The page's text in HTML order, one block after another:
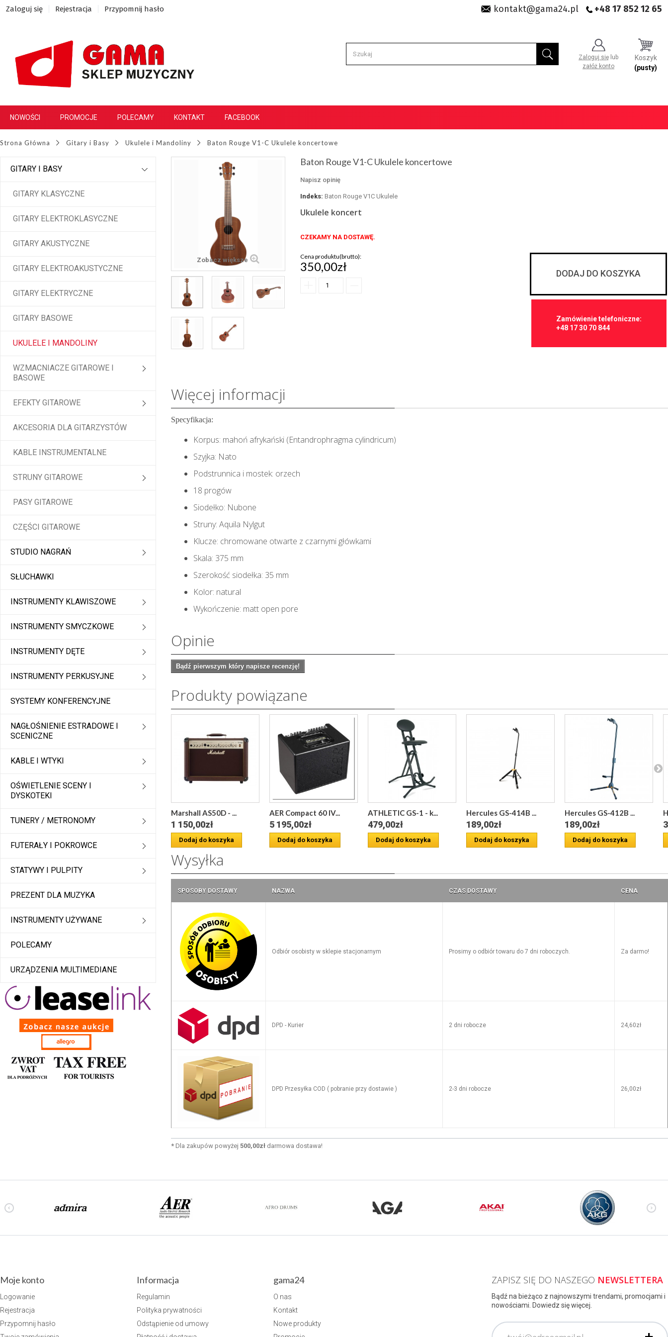
Zaloguj się Rejestracja Przypomnij hasło kontakt@gama24.pl +48 17 852 12 65
Zaloguj się lub
załóż konto
Koszyk
(pusty)
NOWOŚCI PROMOCJE POLECAMY KONTAKT FACEBOOK
Strona Główna Gitary i Basy Ukulele i Mandoliny Baton Rouge V1-C Ukulele koncertowe
GITARY I BASY
GITARY KLASYCZNE
GITARY ELEKTROKLASYCZNE
GITARY AKUSTYCZNE
GITARY ELEKTROAKUSTYCZNE
GITARY ELEKTRYCZNE
GITARY BASOWE
UKULELE I MANDOLINY
WZMACNIACZE GITAROWE I
BASOWE
EFEKTY GITAROWE
AKCESORIA DLA GITARZYSTÓW
KABLE INSTRUMENTALNE
STRUNY GITAROWE
PASY GITAROWE
CZĘŚCI GITAROWE
STUDIO NAGRAŃ
SŁUCHAWKI
INSTRUMENTY KLAWISZOWE
INSTRUMENTY SMYCZKOWE
INSTRUMENTY DĘTE
INSTRUMENTY PERKUSYJNE
SYSTEMY KONFERENCYJNE
NAGŁOŚNIENIE ESTRADOWE I
SCENICZNE
KABLE I WTYKI
OŚWIETLENIE SCENY I
DYSKOTEKI
TUNERY / METRONOMY
FUTERAŁY I POKROWCE
STATYWY I PULPITY
PREZENT DLA MUZYKA
INSTRUMENTY UŻYWANE
POLECAMY
URZĄDZENIA MULTIMEDIANE
Zobacz większe
Baton Rouge V1-C Ukulele koncertowe
Napisz opinię
Indeks: Baton Rouge V1C Ukulele
Ukulele koncert
CZEKAMY NA DOSTAWĘ.
Cena produktu(brutto):
350,00zł DODAJ DO KOSZYKA
Zamówienie telefoniczne:
+48 17 30 70 844
Więcej informacji
Specyfikacja:
Korpus: mahoń afrykański (Entandrophragma cylindricum)
Szyjka: Nato
Podstrunnica i mostek: orzech
18 progów
Siodełko: Nubone
Struny: Aquila Nylgut
Klucze: chromowane otwarte z czarnymi główkami
Skala: 375 mm
Szerokość siodełka: 35 mm
Kolor: natural
Wykończenie: matt open pore
Opinie
Bądź pierwszym który napisze recenzję!
Produkty powiązane
Marshall AS50D - ...
1 150,00zł
Dodaj do koszyka
AER Compact 60 IV...
5 195,00zł
Dodaj do koszyka
ATHLETIC GS-1 - k...
479,00zł
Dodaj do koszyka
Hercules GS-414B ...
189,00zł
Dodaj do koszyka
Hercules GS-412B ...
189,00zł
Dodaj do koszyka
Wysyłka
SPOSOBY DOSTAWY NAZWA CZAS DOSTAWY CENA
Odbiór osobisty w sklepie stacjonarnym Prosimy o odbiór towaru do 7 dni roboczych. Za darmo!
DPD - Kurier 2 dni robocze 24,60zł
DPD Przesyłka COD ( pobranie przy dostawie ) 2-3 dni robocze 26,00zł
*Dla zakupów powyżej 500,00złdarmowa dostawa!
Moje konto
Logowanie
Rejestracja
Przypomnij hasło
Informacja
Regulamin
Polityka prywatności
Odstąpienie od umowy
gama24
O nas
Kontakt
Nowe produkty
ZAPISZ SIĘ DO NASZEGO NEWSLETTERA
Bądź na bieżąco z najnowszymi trendami, promocjami i
nowościami. Dowiedz się więcej.